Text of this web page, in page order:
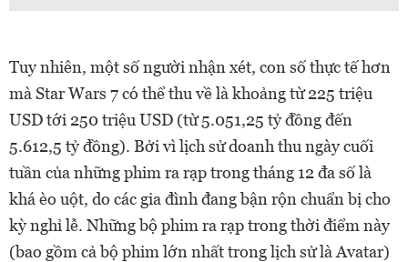
Tuy nhiên, một số người nhận xét, con số thực tế hơn
mà Star Wars 7 có thể thu về là khoảng từ 225 triệu
USD tới 250 triệu USD (từ 5.051,25 tỷ đồng đến
5.612,5 tỷ đồng). Bởi vì lịch sử doanh thu ngày cuối
tuần của những phim ra rạp trong tháng 12 đa số là
khá èo uột, do các gia đình đang bận rộn chuẩn bị cho
kỳ nghỉ lễ. Những bộ phim ra rạp trong thời điểm này
(bao gồm cả bộ phim lớn nhất trong lịch sử là Avatar)